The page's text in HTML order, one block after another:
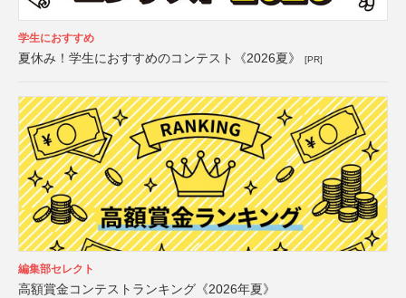
学生におすすめ
夏休み！学生におすすめのコンテスト《2026夏》 [PR]
編集部セレクト
高額賞金コンテストランキング《2026年夏》